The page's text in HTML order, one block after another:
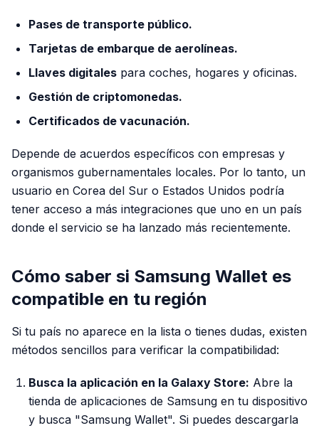
Pases de transporte público.
Tarjetas de embarque de aerolíneas.
Llaves digitales para coches, hogares y oficinas.
Gestión de criptomonedas.
Certificados de vacunación.
Depende de acuerdos específicos con empresas y
organismos gubernamentales locales. Por lo tanto, un
usuario en Corea del Sur o Estados Unidos podría
tener acceso a más integraciones que uno en un país
donde el servicio se ha lanzado más recientemente.
Cómo saber si Samsung Wallet es
compatible en tu región
Si tu país no aparece en la lista o tienes dudas, existen
métodos sencillos para verificar la compatibilidad:
Busca la aplicación en la Galaxy Store: Abre la
tienda de aplicaciones de Samsung en tu dispositivo
y busca "Samsung Wallet". Si puedes descargarla